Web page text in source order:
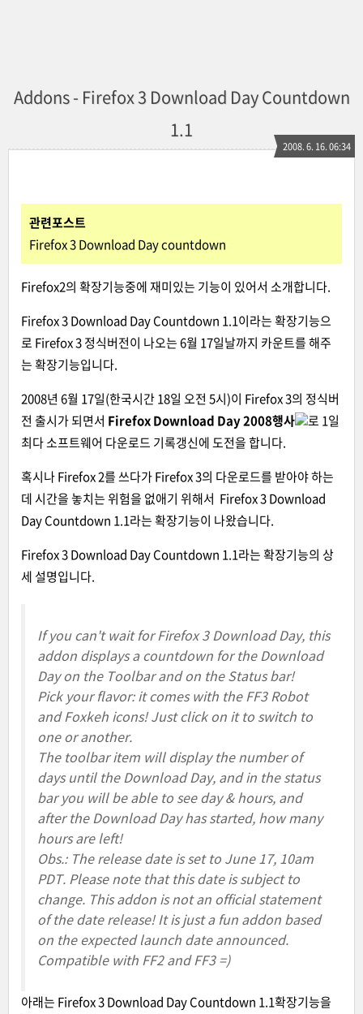
Addons - Firefox 3 Download Day Countdown
1.1
2008. 6. 16. 06:34
관련포스트
Firefox 3 Download Day countdown
Firefox2의 확장기능중에 재미있는 기능이 있어서 소개합니다.
Firefox 3 Download Day Countdown 1.1이라는 확장기능으
로 Firefox 3 정식버전이 나오는 6월 17일날까지 카운트를 해주
는 확장기능입니다.
2008년 6월 17일(한국시간 18일 오전 5시)이 Firefox 3의 정식버
전 출시가 되면서 Firefox Download Day 2008행사
로 1일
최다 소프트웨어 다운로드 기록갱신에 도전을 합니다.
혹시나 Firefox 2를 쓰다가 Firefox 3의 다운로드를 받아야 하는
데 시간을 놓치는 위험을 없애기 위해서 Firefox 3 Download
Day Countdown 1.1라는 확장기능이 나왔습니다.
Firefox 3 Download Day Countdown 1.1라는 확장기능의 상
세 설명입니다.
If you can't wait for Firefox 3 Download Day, this
addon displays a countdown for the Download
Day on the Toolbar and on the Status bar!
Pick your flavor: it comes with the FF3 Robot
and Foxkeh icons! Just click on it to switch to
one or another.
The toolbar item will display the number of
days until the Download Day, and in the status
bar you will be able to see day & hours, and
after the Download Day has started, how many
hours are left!
Obs.: The release date is set to June 17, 10am
PDT. Please note that this date is subject to
change. This addon is not an official statement
of the date release! It is just a fun addon based
on the expected launch date announced.
Compatible with FF2 and FF3 =)
아래는 Firefox 3 Download Day Countdown 1.1확장기능을